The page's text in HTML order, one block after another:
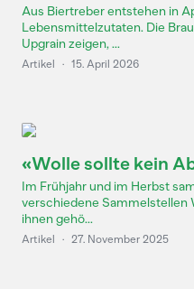
Aus Biertreber entstehen in
Lebensmittelzutaten. Die
Upgrain zeigen, ...
Artikel · 15. April 2026
«Wolle sollte kein
Im Frühjahr und im Herbst
verschiedene Sammelstellen
ihnen gehö...
Artikel · 27. November 2025